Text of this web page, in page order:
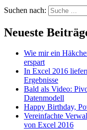
Suchen nach:
Neueste
Wie mir ein
erspart
In Excel 2016
Ergebnisse
Bald als Video:
Datenmodell
Happy Birthday,
Vereinfachte
von Excel 2016